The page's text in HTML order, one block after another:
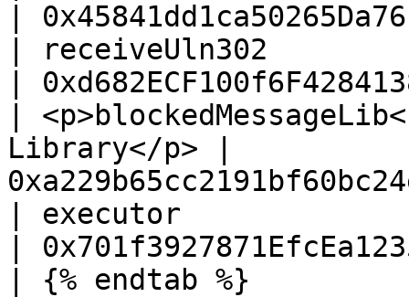
|
| receiveUln302
|
|
Library</p> |
| executor
|
| {% endtab %}